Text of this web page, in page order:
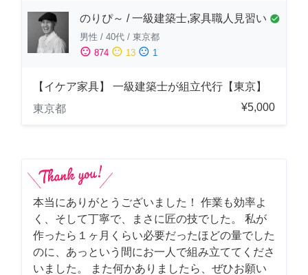
のりぴ～ / 一級建築士,家具職人見習い check_circle
男性 / 40代 / 東京都
sentiment_satisfied 874 sentiment_neutral 13 sentiment_dissatisfied 1
【イケア家具】 一級建築士が組立代行【東京】
東京都
¥5,000
本当にありがとうございました！ 作業も効率よ
く、そして丁寧で、まさに匠の技でした。 私が
作ったら１ヶ月くらい必要だったほどの量でした
のに、あっという間にお一人で組み立ててくださ
いました。 また何かありましたら、ぜひお願い